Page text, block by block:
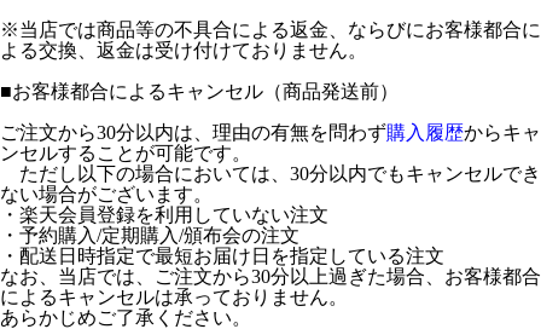
※当店では商品等の不具合による返金、ならびにお客様都合に
よる交換、返金は受け付けておりません。
■お客様都合によるキャンセル（商品発送前）
ご注文から30分以内は、理由の有無を問わず購入履歴からキャ
ンセルすることが可能です。
ただし以下の場合においては、30分以内でもキャンセルでき
ない場合がございます。
・楽天会員登録を利用していない注文
・予約購入/定期購入/頒布会の注文
・配送日時指定で最短お届け日を指定している注文
なお、当店では、ご注文から30分以上過ぎた場合、お客様都合
によるキャンセルは承っておりません。
あらかじめご了承ください。